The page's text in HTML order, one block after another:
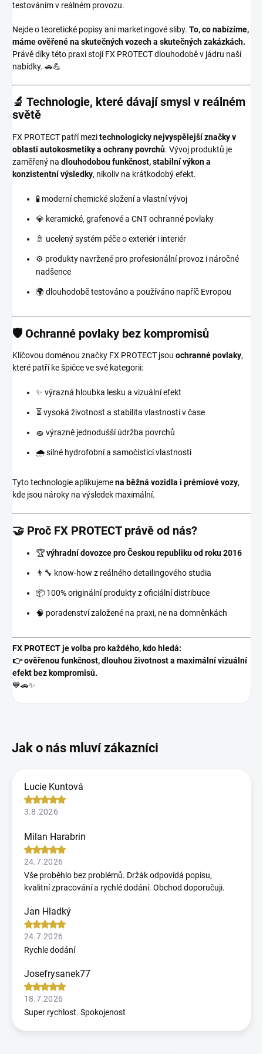
testováním v reálném provozu.
Nejde o teoretické popisy ani marketingové sliby. To, co nabízíme,
máme ověřené na skutečných vozech a skutečných zakázkách.
Právě díky této praxi stojí FX PROTECT dlouhodobě v jádru naší
nabídky. 🚗💪
🔬 Technologie, které dávají smysl v reálném
světě
FX PROTECT patří mezitechnologicky nejvyspělejší značky v
oblasti autokosmetiky a ochrany povrchů. Vývoj produktů je
zaměřený na dlouhodobou funkčnost, stabilní výkon a
konzistentní výsledky, nikoliv na krátkodobý efekt.
🧪 moderní chemické složení a vlastní vývoj
💎 keramické, grafenové a CNT ochranné povlaky
🚿 ucelený systém péče o exteriér i interiér
⚙️ produkty navržené pro profesionální provoz i náročné
nadšence
🌍 dlouhodobě testováno a používáno napříč Evropou
🛡️ Ochranné povlaky bez kompromisů
Klíčovou doménou značky FX PROTECT jsou ochranné povlaky,
které patří ke špičce ve své kategorii:
✨ výrazná hloubka lesku a vizuální efekt
⏳ vysoká životnost a stabilita vlastností v čase
🧽 výrazně jednodušší údržba povrchů
🌧️ silné hydrofobní a samočisticí vlastnosti
Tyto technologie aplikujemena běžná vozidla i prémiové vozy,
kde jsou nároky na výsledek maximální.
🤝 Proč FX PROTECT právě od nás?
🏆výhradní dovozce pro Českou republiku od roku 2016
👨‍🔧 know-how z reálného detailingového studia
📦 100% originální produkty z oficiální distribuce
🧠 poradenství založené na praxi, ne na domněnkách
FX PROTECT je volba pro každého, kdo hledá:
👉 ověřenou funkčnost, dlouhou životnost a maximální vizuální
efekt bez kompromisů.
💙🚗✨
Lucie Kuntová
3.8.2026
Milan Harabrin
24.7.2026
Vše proběhlo bez problémů. Držák odpovídá popisu,
kvalitní zpracování a rychlé dodání. Obchod doporučuji.
Jan Hladký
24.7.2026
Rychle dodání
Josefrysanek77
18.7.2026
Super rychlost. Spokojenost